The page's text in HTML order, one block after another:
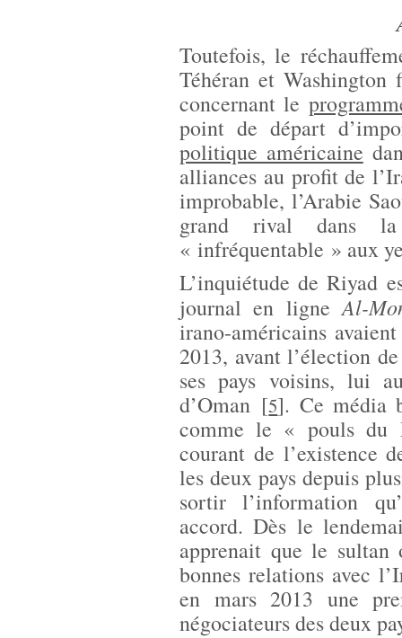
Toutefois, le
Téhéran et Washington
concernant le
point de départ
politique américaine
alliances au profit de
improbable, l’Arabie
grand rival dans
« infréquentable » aux
L’inquiétude de Riyad
journal en ligneAl-
irano-américains
2013, avant l’élection
ses pays voisins, lui
d’Oman [5]. Ce média
comme le « pouls du
courant de l’existence
les deux pays depuis
sortir l’information
accord. Dès le
apprenait que le sultan
bonnes relations avec
en mars 2013 une
négociateurs des deux